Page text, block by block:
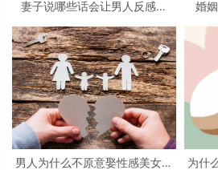
妻子说哪些话会让男人反感？
婚
男人为什么不原意娶性感美女为
为什